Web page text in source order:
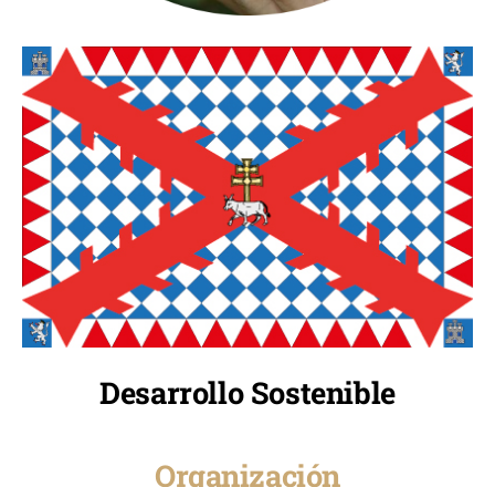
Desarrollo Sostenible
Organización